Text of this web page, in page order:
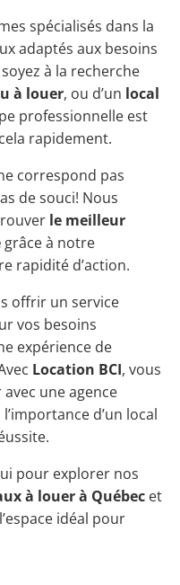
spécialisés dans la
adaptés aux besoins
à la recherche
à louer, ou d’un local
professionnelle est
rapidement.
correspond pas
de souci! Nous
le meilleur
grâce à notre
rapidité d’action.
offrir un service
vos besoins
expérience de
Location BCI, vous
une agence
d’un local
pour explorer nos
à louer à Québec et
idéal pour